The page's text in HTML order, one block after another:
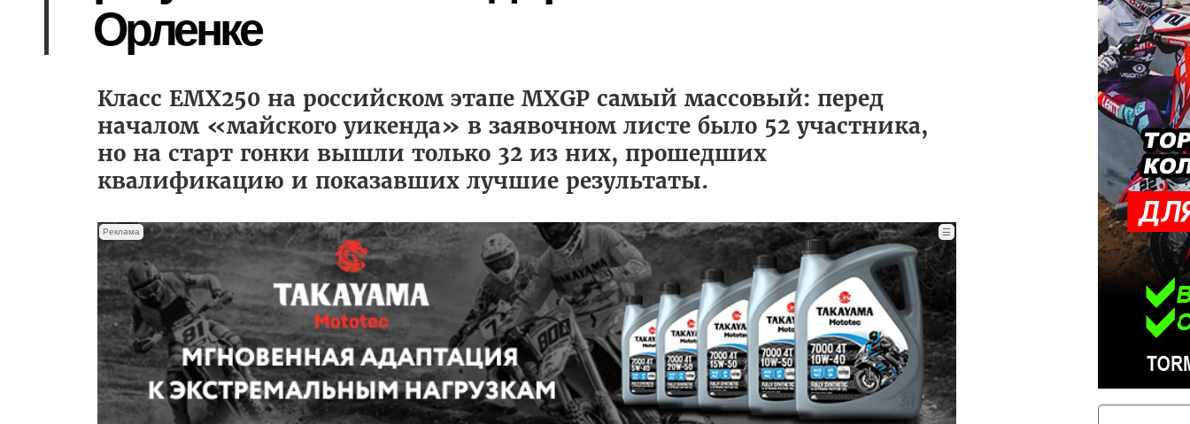
Орленке
Класс EMX250 на российском этапе MXGP самый массовый: перед
началом «майского уикенда» в заявочном листе было 52 участника,
но на старт гонки вышли только 32 из них, прошедших
квалификацию и показавших лучшие результаты.
Реклама ☰